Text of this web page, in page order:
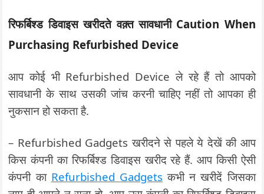
रिफर्बिश्ड डिवाइस खरीदते वक़्त सावधानी Caution When
Purchasing Refurbished Device
आप कोई भी Refurbished Device ले रहे हैं तो आपको
सावधानी के साथ उसकी जांच करनी चाहिए नहीं तो आपका ही
नुकसान हो सकता है.
– Refurbished Gadgets खरीदने से पहले ये देखें की आप
किस कंपनी का रिफर्बिश्ड डिवाइस खरीद रहे हैं. आप किसी ऐसी
कंपनी का Refurbished Gadgets कभी न खरीदें जिसका